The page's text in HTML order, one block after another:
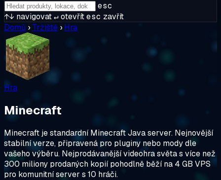
esc
↑↓ navigovat↵otevřítesc zavřít
Domů › Tržiště › Hra
Hra
Minecraft
Minecraft je standardní Minecraft Java server. Nejnovější
stabilní verze, připravená pro pluginy nebo mody dle
vašeho výběru. Nejprodávanější videohra světa s více než
300 miliony prodaných kopií pohodlně běží na 4 GB VPS
pro komunitní server s 10 hráči.